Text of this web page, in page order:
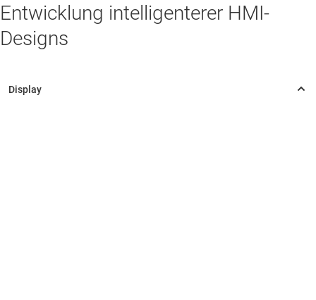
Entwicklung intelligenterer HMI-
Designs